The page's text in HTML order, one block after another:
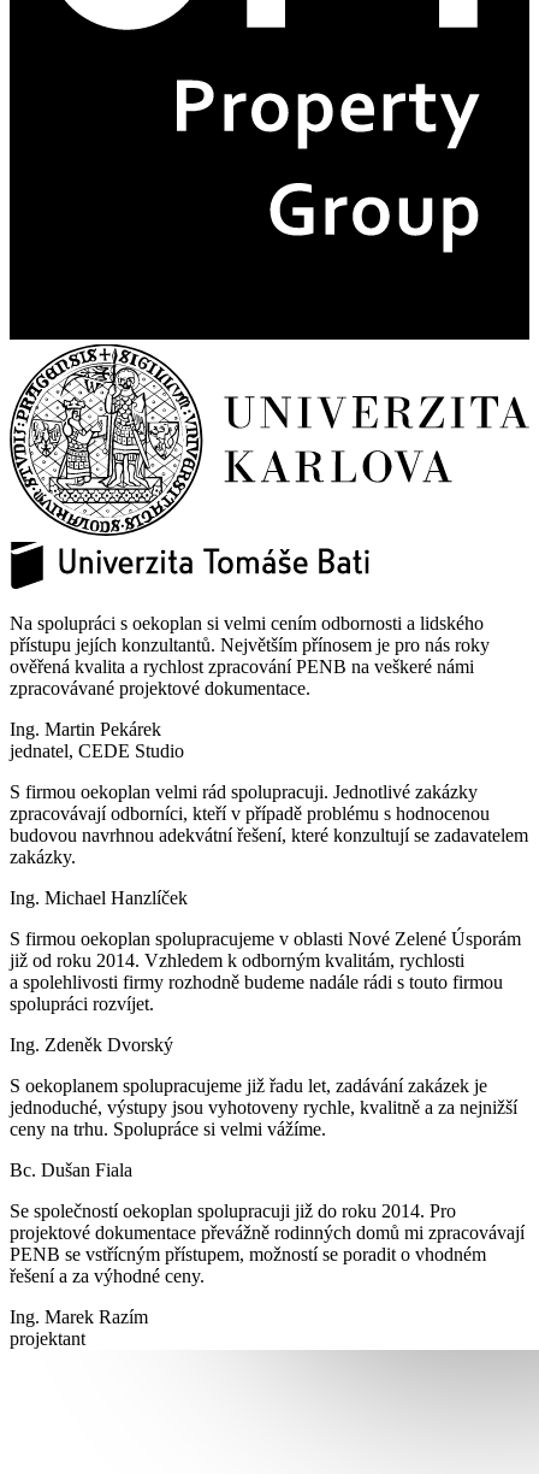
Na spolupráci s oekoplan si velmi cením odbornosti a lidského
přístupu jejích konzultantů. Největším přínosem je pro nás roky
ověřená kvalita a rychlost zpracování PENB na veškeré námi
zpracovávané projektové dokumentace.
Ing. Martin Pekárek
jednatel, CEDE Studio
S firmou oekoplan velmi rád spolupracuji. Jednotlivé zakázky
zpracovávají odborníci, kteří v případě problému s hodnocenou
budovou navrhnou adekvátní řešení, které konzultují se zadavatelem
zakázky.
Ing. Michael Hanzlíček
S firmou oekoplan spolupracujeme v oblasti Nové Zelené Úsporám
již od roku 2014. Vzhledem k odborným kvalitám, rychlosti
a spolehlivosti firmy rozhodně budeme nadále rádi s touto firmou
spolupráci rozvíjet.
Ing. Zdeněk Dvorský
S oekoplanem spolupracujeme již řadu let, zadávání zakázek je
jednoduché, výstupy jsou vyhotoveny rychle, kvalitně a za nejnižší
ceny na trhu. Spolupráce si velmi vážíme.
Bc. Dušan Fiala
Se společností oekoplan spolupracuji již do roku 2014. Pro
projektové dokumentace převážně rodinných domů mi zpracovávají
PENB se vstřícným přístupem, možností se poradit o vhodném
řešení a za výhodné ceny.
Ing. Marek Razím
projektant